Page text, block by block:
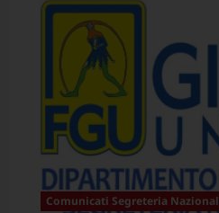
Comunicati Segreteria